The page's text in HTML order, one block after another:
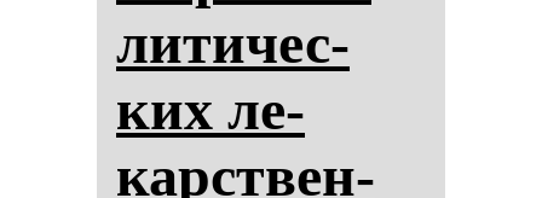
ли­ти­чес­
ких ле­
карствен­